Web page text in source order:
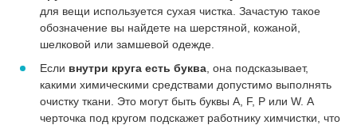
для вещи используется сухая чистка. Зачастую такое
обозначение вы найдете на шерстяной, кожаной,
шелковой или замшевой одежде.
Если внутри круга есть буква , она подсказывает,
какими химическими средствами допустимо выполнять
очистку ткани. Это могут быть буквы А, F, P или W. А
черточка под кругом подскажет работнику химчистки, что